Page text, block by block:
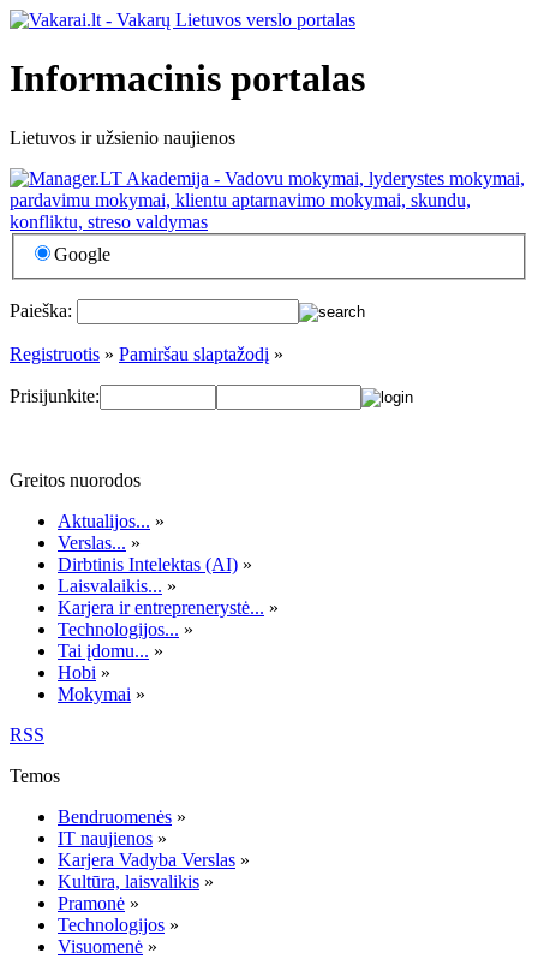
Informacinis portalas
Lietuvos ir užsienio naujienos
Google
Paieška:
Registruotis » Pamiršau slaptažodį »
Prisijunkite:
Greitos nuorodos
Aktualijos... »
Verslas... »
Dirbtinis Intelektas (AI) »
Laisvalaikis... »
Karjera ir entreprenerystė... »
Technologijos... »
Tai įdomu... »
Hobi »
Mokymai »
RSS
Temos
Bendruomenės »
IT naujienos »
Karjera Vadyba Verslas »
Kultūra, laisvalikis »
Pramonė »
Technologijos »
Visuomenė »